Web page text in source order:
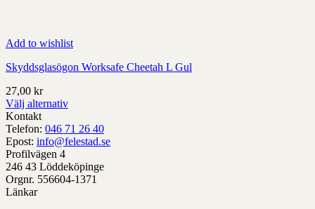
Add to wishlist
Skyddsglasögon Worksafe Cheetah L Gul
27,00 kr
Välj alternativ
Denna
produkt
har
alternativ
som
kan
väljas
Kontakt
Telefon: 046 71 26 40
Epost: info@felestad.se
Profilvägen 4
246 43 Löddeköpinge
Orgnr. 556604-1371
Länkar